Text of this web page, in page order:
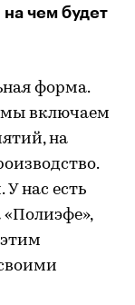
чем будет
форма.
мы включаем
на
нас есть
«Полиэфе»,